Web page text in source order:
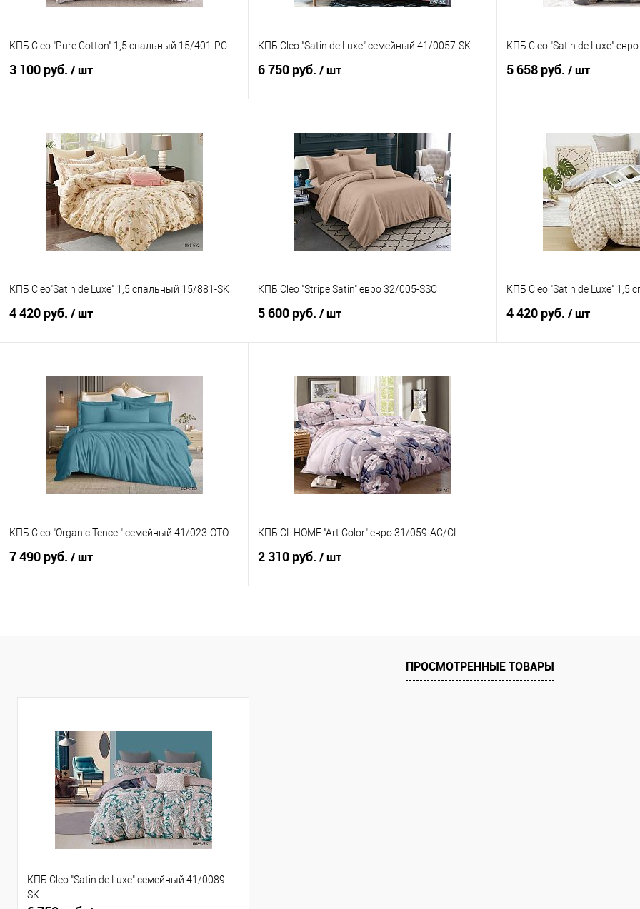
КПБ Cleo "Pure Cotton" 1,5 спальный 15/401-PC
3 100 руб. / шт
Купить в 1 клик
Сравнение
В избранное
В наличии
КПБ Cleo "Satin de Luxe" семейный 41/0057-SK
6 750 руб. / шт
Купить в 1 клик
Сравнение
В избранное
В наличии
КПБ Cleo "Satin de Luxe"
5 658 руб. / шт
Купить в 1 клик
В избранное
КПБ Cleo"Satin de Luxe" 1,5 спальный 15/881-SK
4 420 руб. / шт
Купить в 1 клик
Сравнение
В избранное
В наличии
КПБ Cleo "Stripe Satin" евро 32/005-SSC
5 600 руб. / шт
Купить в 1 клик
Сравнение
В избранное
В наличии
КПБ Cleo "Satin de Luxe" 1,5
4 420 руб. / шт
КПБ Cleo "Organic Tencel" семейный 41/023-OTO
7 490 руб. / шт
КПБ CL HOME "Art Color" евро 31/059-AC/CL
2 310 руб. / шт
ПРОСМОТРЕННЫЕ ТОВАРЫ
КПБ Cleo "Satin de Luxe" семейный 41/0089-
SK